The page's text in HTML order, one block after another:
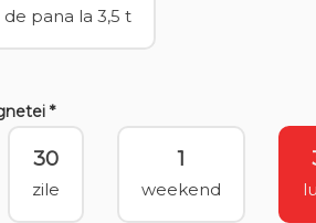
de pana la 3,5 t
*
30
zile
1
weekend